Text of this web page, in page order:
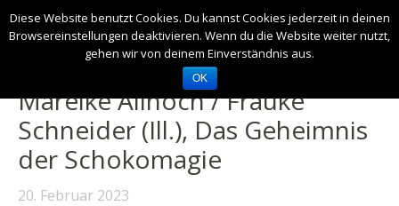
Mareike Allnoch / Frauke
Schneider (Ill.), Das Geheimnis
der Schokomagie
20. Februar 2023
Diese Website benutzt Cookies. Du kannst Cookies jederzeit in deinen
Browsereinstellungen deaktivieren. Wenn du die Website weiter nutzt,
gehen wir von deinem Einverständnis aus.
OK